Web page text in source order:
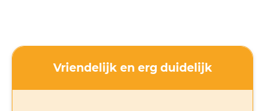
Vriendelijk en erg duidelijk